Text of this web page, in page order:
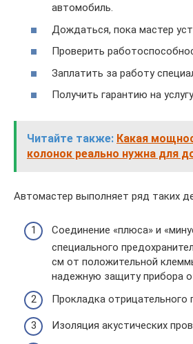
автомобиль.
Дождаться, пока мастер
Проверить
Заплатить за работу
Получить гарантию на
Читайте также: Какая
колонок реально нужна для
Автомастер выполняет ряд таких
Соединение «плюса» и
специального
см от положительной
надежную защиту прибора
Прокладка отрицательного
Изоляция акустических